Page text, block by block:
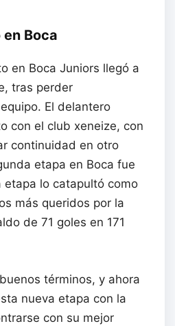
Boca
en Boca Juniors llegó a
tras perder
El delantero
con el club xeneize, con
continuidad en otro
etapa en Boca fue
etapa lo catapultó como
más queridos por la
de 71 goles en 171
términos, y ahora
nueva etapa con la
con su mejor